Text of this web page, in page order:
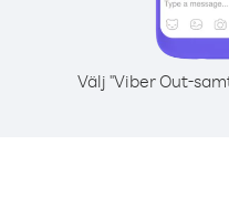
Välj "Viber Out-